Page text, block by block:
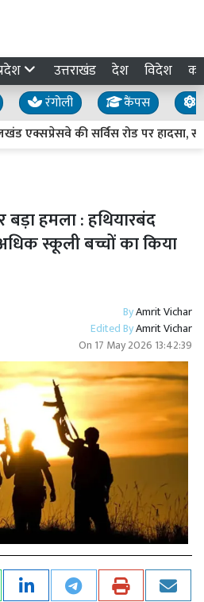
उत्तराखंड देश विदेश
रंगोली कैंपस
एक्सप्रेसवे की सर्विस रोड पर हादसा,
बड़ा हमला : हथियारबंद
स्कूली बच्चों का किया
ByAmrit Vichar
Edited ByAmrit Vichar
On 17 May 2026 13:42:39